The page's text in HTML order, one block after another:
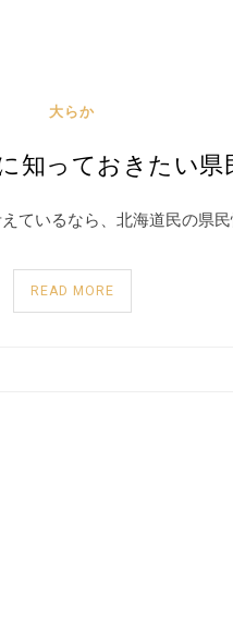
大らか
知っておきたい県
ているなら、北海道民の県
READ MORE